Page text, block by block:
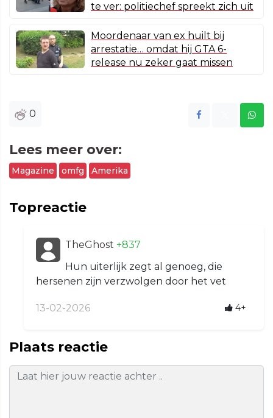
te ver: politiechef spreekt zich uit
Moordenaar van ex huilt bij
arrestatie… omdat hij GTA 6-
release nu zeker gaat missen
0
Lees meer over:
Magazine omfg Amerika
Topreactie
TheGhost +837
Hun uiterlijk zegt al genoeg, die
hersenen zijn verzwolgen door het vet
13-02-2026 4+
Plaats reactie